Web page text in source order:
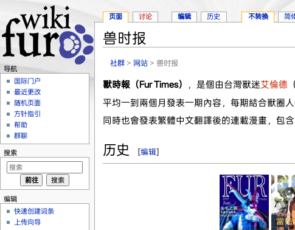
兽时报
社群 > 网站 > 兽时报
獸時報（Fur Times） ，是個由台灣獸迷艾倫德
平均一到兩個月發表一期內容，每期結合獸圈
同時也會發表繁體中文翻譯後的連載漫畫，包
历史 [编辑]
页面 讨论 编辑 历史 不转换 简
导航
国际门户
最近更改
随机页面
方针指引
帮助
群聊
搜索
编辑
快速创建词条
上传向导